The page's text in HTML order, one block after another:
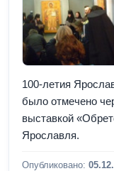
100-летия
было отмечено
выставкой
Ярославля.
Опубликовано: